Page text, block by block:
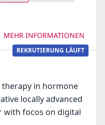
MEHR INFORMATIONEN
REKRUTIERUNG LÄUFT
therapy in hormone
locally advanced
with focos on digital